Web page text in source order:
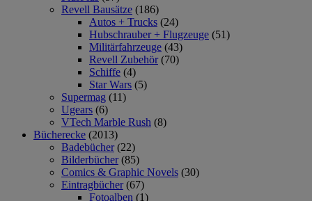
Revell Bausätze (186)
Autos + Trucks (24)
Hubschrauber + Flugzeuge (51)
Militärfahrzeuge (43)
Revell Zubehör (70)
Schiffe (4)
Star Wars (5)
Supermag (11)
Ugears (6)
VTech Marble Rush (8)
Bücherecke (2013)
Badebücher (22)
Bilderbücher (85)
Comics & Graphic Novels (30)
Eintragbücher (67)
Fotoalben (1)